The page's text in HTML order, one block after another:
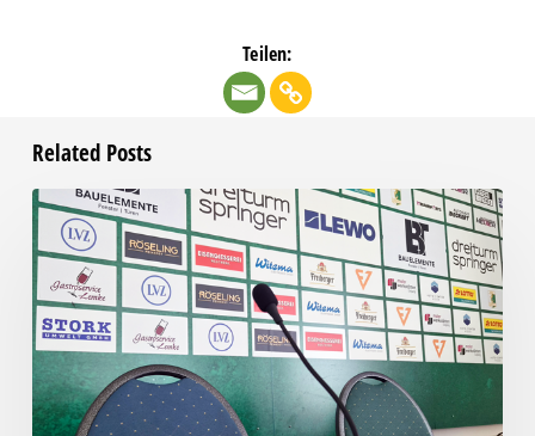
Teilen:
Related Posts
Pressegespräch
RSV
Eintracht
1949
–
Chemie